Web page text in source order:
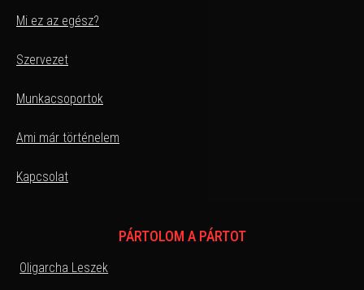
Mi ez az egész?
Szervezet
Munkacsoportok
Ami már történelem
Kapcsolat
PÁRTOLOM A PÁRTOT
Oligarcha Leszek